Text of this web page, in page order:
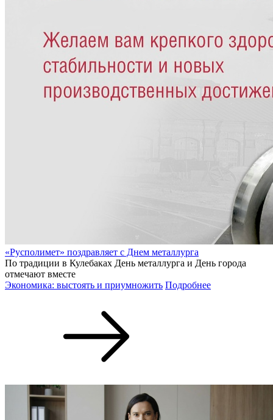
«Русполимет» поздравляет с Днем металлурга
По традиции в Кулебаках День металлурга и День города
отмечают вместе
Экономика: выстоять и приумножить Подробнее